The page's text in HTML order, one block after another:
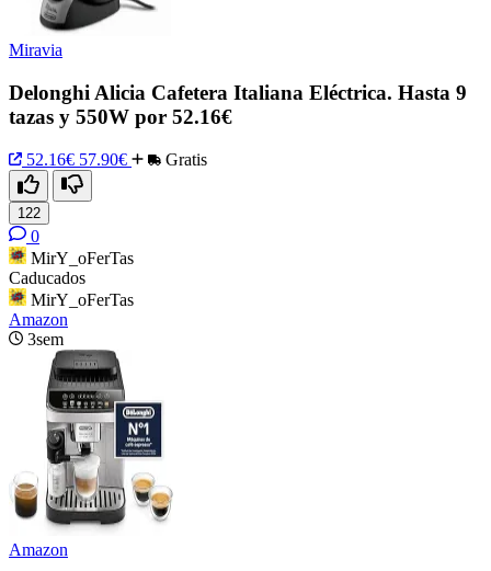
Miravia
Delonghi Alicia Cafetera Italiana Eléctrica. Hasta 9
tazas y 550W por 52.16€
52.16€ 57.90€ Gratis
122
0
MirY_oFerTas
Caducados
MirY_oFerTas
Amazon
3sem
Amazon